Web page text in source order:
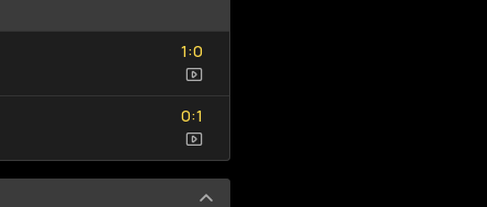
1
1:
0
0
0:1